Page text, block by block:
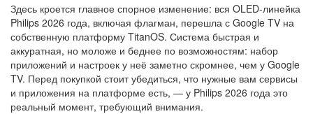
Здесь кроется главное спорное изменение: вся OLED-линейка
Philips 2026 года, включая флагман, перешла с Google TV на
собственную платформу TitanOS. Система быстрая и
аккуратная, но моложе и беднее по возможностям: набор
приложений и настроек у неё заметно скромнее, чем у Google
TV. Перед покупкой стоит убедиться, что нужные вам сервисы
и приложения на платформе есть, — у Philips 2026 года это
реальный момент, требующий внимания.